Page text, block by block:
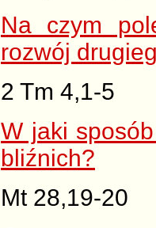
Na czym
rozwój
2 Tm 4,1-5
W jaki
bliźnich?
Mt 28,19-20